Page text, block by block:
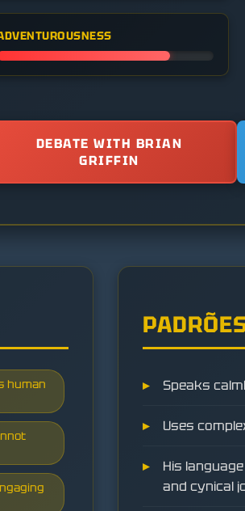
DEBATE WITH BRIAN
GRIFFIN
human
Speaks
Uses
His
and cynical